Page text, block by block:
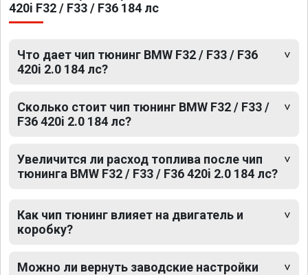
420i F32 / F33 / F36 184 лс
Что дает чип тюнинг BMW F32 / F33 / F36
420i 2.0 184 лс?
Сколько стоит чип тюнинг BMW F32 / F33 /
F36 420i 2.0 184 лс?
Увеличится ли расход топлива после чип
тюнинга BMW F32 / F33 / F36 420i 2.0 184 лс?
Как чип тюнинг влияет на двигатель и
коробку?
Можно ли вернуть заводские настройки